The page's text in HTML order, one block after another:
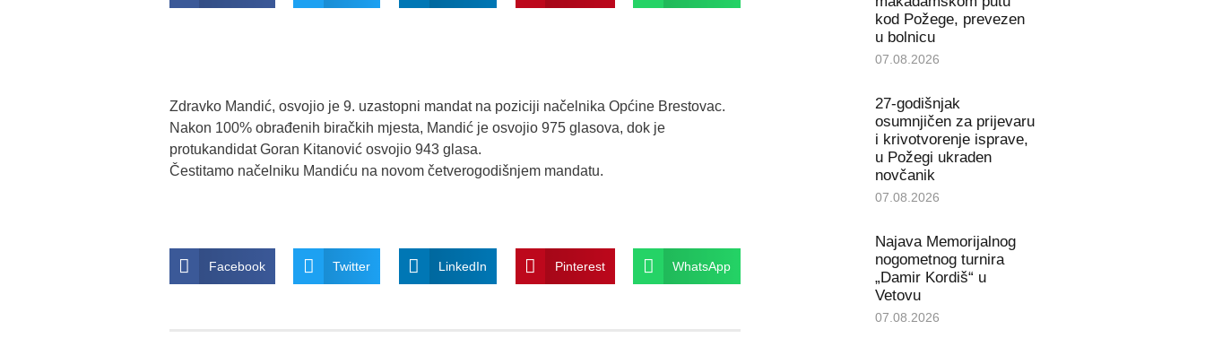
Zdravko Mandić, osvojio je 9. uzastopni mandat na poziciji načelnika Općine Brestovac.
Nakon 100% obrađenih biračkih mjesta, Mandić je osvojio 975 glasova, dok je
protukandidat Goran Kitanović osvojio 943 glasa.
Čestitamo načelniku Mandiću na novom četverogodišnjem mandatu.
Facebook Twitter LinkedIn Pinterest WhatsApp
kod Požege, prevezen
u bolnicu
07.08.2026
27-godišnjak
osumnjičen za prijevaru
i krivotvorenje isprave,
u Požegi ukraden
novčanik
07.08.2026
Najava Memorijalnog
nogometnog turnira
„Damir Kordiš“ u
Vetovu
07.08.2026